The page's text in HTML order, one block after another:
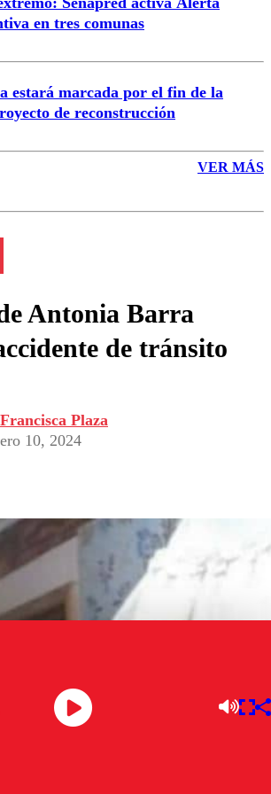
en tres comunas
estará marcada por el fin de la
de reconstrucción
VER MÁS
Antonia Barra
de tránsito
Francisca Plaza
10, 2024